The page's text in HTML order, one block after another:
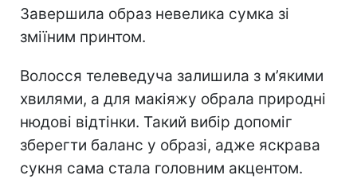
Завершила образ невелика сумка зі
зміїним принтом.
Волосся телеведуча залишила з м’якими
хвилями, а для макіяжу обрала природні
нюдові відтінки. Такий вибір допоміг
зберегти баланс у образі, адже яскрава
сукня сама стала головним акцентом.